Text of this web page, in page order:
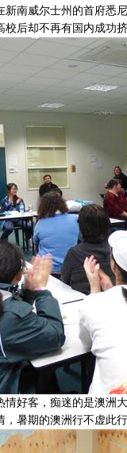
新南威尔士州的首府
后却不再有国内成功
好客，痴迷的是澳洲
，暑期的澳洲行不虚此